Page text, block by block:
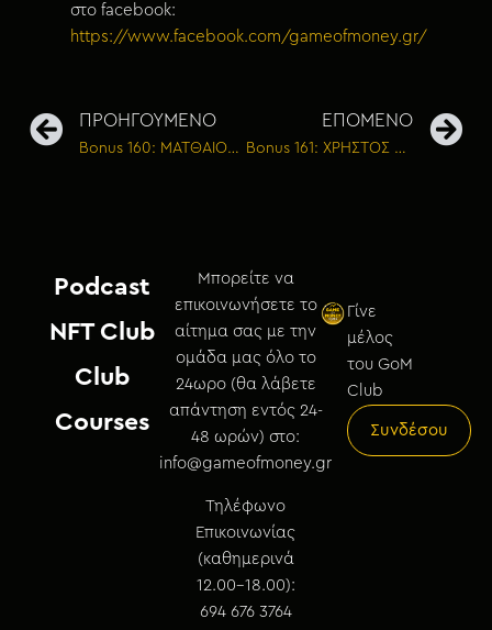
στο facebook:
https://www.facebook.com/gameofmoney.gr/
ΠΡΟΗΓΟΥΜΕΝΟ
Bonus 160: ΜΑΤΘΑΙΟΣ ΚΟΛΟΦΩΤΙΑΣ – Το καλό πάντα θα νικάει το κακό
ΕΠΟΜΕΝΟ
Bonus 161: ΧΡΗΣΤΟΣ ΤΣΟΥΝΗΣ – Το debate που όλοι περιμένανε!
Podcast
NFT Club
Club
Courses
Μπορείτε να
επικοινωνήσετε το
αίτημα σας με την
ομάδα μας όλο το
24ωρο (θα λάβετε
απάντηση εντός 24-
48 ωρών) στο:
info@gameofmoney.gr
Τηλέφωνο
Επικοινωνίας
(καθημερινά
12.00-18.00):
694 676 3764
Γίνε
μέλος
του GoM
Club
Συνδέσου